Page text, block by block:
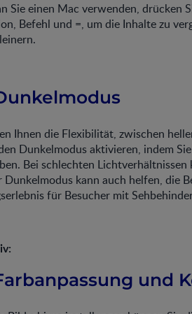
Sie einen Mac verwenden, drücken
Befehl und =, um die Inhalte zu
Ihnen die Flexibilität, zwischen
Dunkelmodus aktivieren, indem
Bei schlechten
Dunkelmodus kann auch helfen, die
für Besucher mit
und